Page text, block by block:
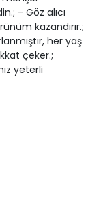
- Göz alıcı
kazandırır.;
her yaş
çeker.;
yeterli